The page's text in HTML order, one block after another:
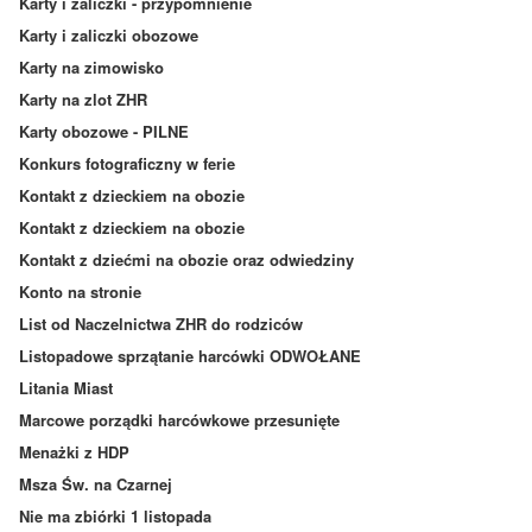
Karty i zaliczki obozowe
Karty na zimowisko
Karty na zlot ZHR
Karty obozowe - PILNE
Konkurs fotograficzny w ferie
Kontakt z dzieckiem na obozie
Kontakt z dzieckiem na obozie
Kontakt z dziećmi na obozie oraz odwiedziny
Konto na stronie
List od Naczelnictwa ZHR do rodziców
Listopadowe sprzątanie harcówki ODWOŁANE
Litania Miast
Marcowe porządki harcówkowe przesunięte
Menażki z HDP
Msza Św. na Czarnej
Nie ma zbiórki 1 listopada